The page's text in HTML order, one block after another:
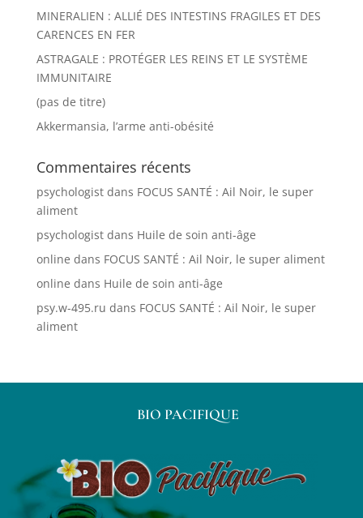
MINERALIEN : ALLIÉ DES INTESTINS FRAGILES ET DES
CARENCES EN FER
ASTRAGALE : PROTÉGER LES REINS ET LE SYSTÈME
IMMUNITAIRE
(pas de titre)
Akkermansia, l’arme anti-obésité
Commentaires récents
psychologistdans FOCUS SANTÉ : Ail Noir, le super
aliment
psychologistdans Huile de soin anti-âge
online dans FOCUS SANTÉ : Ail Noir, le super aliment
online dans Huile de soin anti-âge
psy.w-495.ru dans FOCUS SANTÉ : Ail Noir, le super
aliment
BIO PACIFIQUE